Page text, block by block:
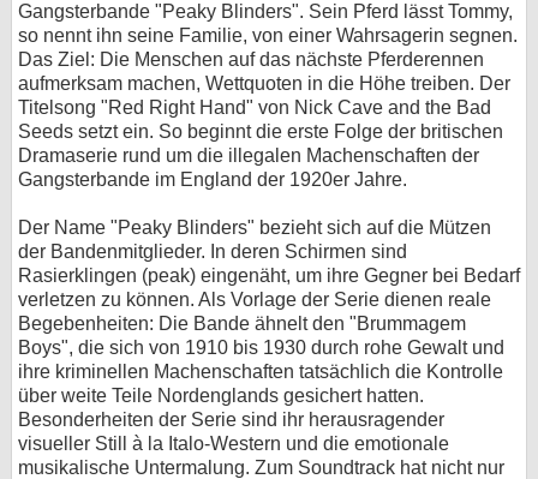
Gangsterbande "Peaky Blinders". Sein Pferd lässt Tommy,
so nennt ihn seine Familie, von einer Wahrsagerin segnen.
Das Ziel: Die Menschen auf das nächste Pferderennen
aufmerksam machen, Wettquoten in die Höhe treiben. Der
Titelsong "Red Right Hand" von Nick Cave and the Bad
Seeds setzt ein. So beginnt die erste Folge der britischen
Dramaserie rund um die illegalen Machenschaften der
Gangsterbande im England der 1920er Jahre.
Der Name "Peaky Blinders" bezieht sich auf die Mützen
der Bandenmitglieder. In deren Schirmen sind
Rasierklingen (peak) eingenäht, um ihre Gegner bei Bedarf
verletzen zu können. Als Vorlage der Serie dienen reale
Begebenheiten: Die Bande ähnelt den "Brummagem
Boys", die sich von 1910 bis 1930 durch rohe Gewalt und
ihre kriminellen Machenschaften tatsächlich die Kontrolle
über weite Teile Nordenglands gesichert hatten.
Besonderheiten der Serie sind ihr herausragender
visueller Still à la Italo-Western und die emotionale
musikalische Untermalung. Zum Soundtrack hat nicht nur
bei Facebook
Kontakt
Nutzungsbedingungen
Cookie-Einstellungen
Impressum
Desktop-Ansicht
myFanbase